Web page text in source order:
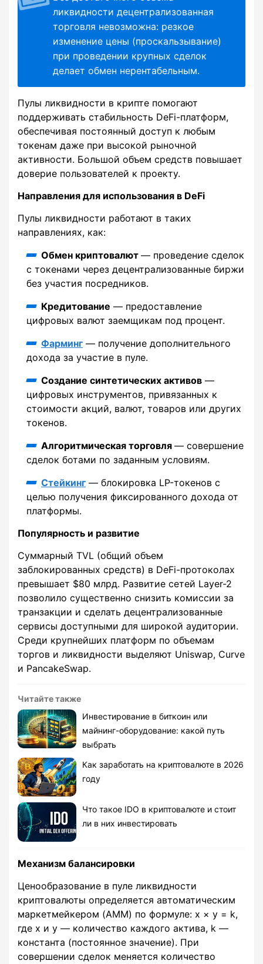
ликвидности децентрализованная
торговля невозможна: резкое
изменение цены (проскальзывание)
при проведении крупных сделок
делает обмен нерентабельным.
Пулы ликвидности в крипте помогают
поддерживать стабильность DeFi-платформ,
обеспечивая постоянный доступ к любым
токенам даже при высокой рыночной
активности. Большой объем средств повышает
доверие пользователей к проекту.
Направления для использования в DeFi
Пулы ликвидности работают в таких
направлениях, как:
Обмен криптовалют — проведение сделок
с токенами через децентрализованные биржи
без участия посредников.
Кредитование — предоставление
цифровых валют заемщикам под процент.
Фарминг — получение дополнительного
дохода за участие в пуле.
Создание синтетических активов —
цифровых инструментов, привязанных к
стоимости акций, валют, товаров или других
токенов.
Алгоритмическая торговля — совершение
сделок ботами по заданным условиям.
Стейкинг — блокировка LP-токенов с
целью получения фиксированного дохода от
платформы.
Популярность и развитие
Суммарный TVL (общий объем
заблокированных средств) в DeFi-протоколах
превышает $80 млрд. Развитие сетей Layer-2
позволило существенно снизить комиссии за
транзакции и сделать децентрализованные
сервисы доступными для широкой аудитории.
Среди крупнейших платформ по объемам
торгов и ликвидности выделяют Uniswap, Curve
и PancakeSwap.
Читайте также
Инвестирование в биткоин или
майнинг-оборудование: какой путь
выбрать
Как заработать на криптовалюте в 2026
году
Что такое IDO в криптовалюте и стоит
ли в них инвестировать
Механизм балансировки
Ценообразование в пуле ликвидности
криптовалюты определяется автоматическим
маркетмейкером (AMM) по формуле: x × y = k,
где x и y — количество каждого актива, k —
константа (постоянное значение). При
совершении сделок меняется количество